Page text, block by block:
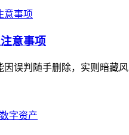
意事项
误判随手删除，实则暗藏